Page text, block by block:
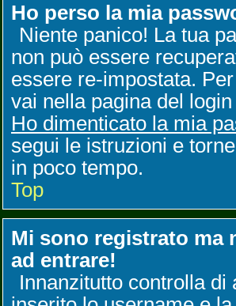
Ho perso la mia
Niente panico! La tua
non può essere
essere re-impostata.
vai nella pagina del
Ho dimenticato la mia
segui le istruzioni e
in poco tempo.
Top
Mi sono registrato ma
ad entrare!
Innanzitutto controlla di